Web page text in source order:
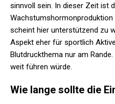
sinnvoll sein. In dieser Zeit ist
Wachstumshormonproduktion
scheint hier unterstützend zu
Aspekt eher für sportlich
Blutdruckthema nur am
weit führen würde.
Wie lange sollte die